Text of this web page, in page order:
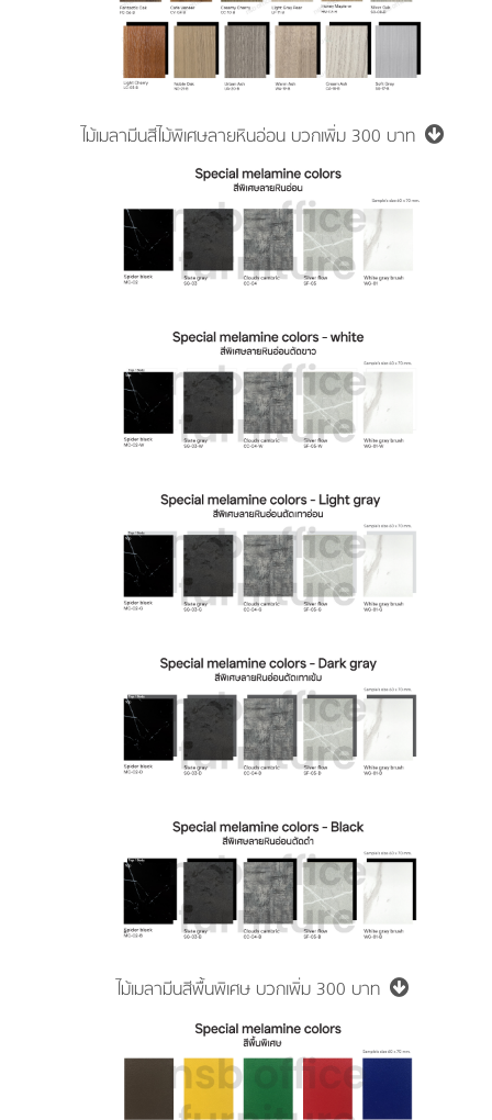
ไม้เมลามีนสีไม้พิเศษลายหินอ่อน บวกเพิ่ม 300 บาท
ไม้เมลามีนสีพื้นพิเศษ บวกเพิ่ม 300 บาท